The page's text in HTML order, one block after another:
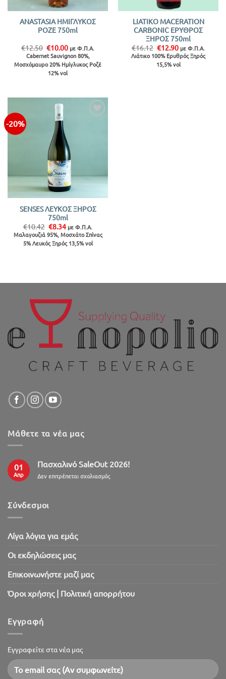
ANASTASIA ΗΜΙΓΛΥΚΟΣ
ΡΟΖΕ 750ml
€12.50 Original
price
was:
€12.50.
€10.00Η
τρέχουσα
τιμή
είναι:
με Φ.Π.Α.
Cabernet Sauvignon 80%,
Μοσχόμαυρο 20% Ημίγλυκος Ροζέ
12% vol
LIATIKO MACERATION
CARBONIC ΕΡΥΘΡΟΣ
ΞΗΡΟΣ 750ml
€16.12 Original
price
was:
€16.12.
€12.90Η
τρέχουσα
τιμή
είναι:
με Φ.Π.Α.
Λιάτικο 100% Ερυθρός Ξηρός
15,5% vol
-20%
SENSES ΛΕΥΚΟΣ ΞΗΡΟΣ
750ml
€10.42 Original
price
was:
€10.42.
€8.34Η
τρέχουσα
τιμή
είναι:
με Φ.Π.Α.
Μαλαγουζιά 95%, Μοσχάτο Σπίνας
5% Λευκός Ξηρός 13,5% vol
Μάθετε τα νέα μας
01
Απρ
Πασχαλινό SaleOut 2026!
Δεν επιτρέπεται σχολιασμόςστο
Σύνδεσμοι
Λίγα λόγια για εμάς
Oι εκδηλώσεις μας
Επικοινωνήστε μαζί μας
Όροι χρήσης | Πολιτική απορρήτου
Εγγραφή
Εγγραφείτε στα νέα μας